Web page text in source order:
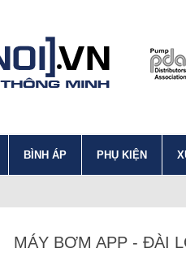
BÌNH ÁP PHỤ KIỆN
MÁY BƠM APP - ĐÀI